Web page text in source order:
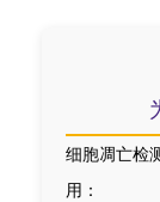
细胞凋亡检
用：